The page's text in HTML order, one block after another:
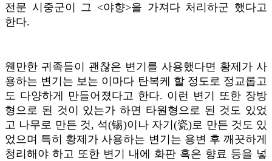
전문 시중군이 그 <야향>을 가져다 처리하군 했다고
한다.
웬만한 귀족들이 괜찮은 변기를 사용했다면 황제가 사
용하는 변기는 보는 이마다 탄복케 할 정도로 정교롭고
도 다양하게 만들어졌다고 한다. 이런 변기 또한 장방
형으로 된 것이 있는가 하면 타원형으로 된 것도 있었
고 나무로 만든 것, 석(锡)이나 자기(瓷)로 만든 것도 있
었으며 특히 황제가 사용하는 변기는 용변 후 깨끗하게
청리해야 하고 또한 변기 내에 화판 혹은 향료 등을 넣